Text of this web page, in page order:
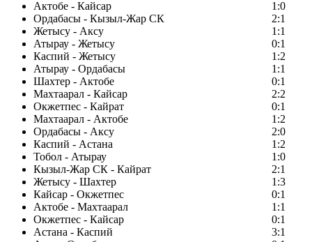
Актобе - Кайсар
1:0
Ордабасы - Кызыл-Жар СК
2:1
Жетысу - Аксу
1:1
Атырау - Жетысу
0:1
Каспий - Жетысу
1:2
Атырау - Ордабасы
1:1
Шахтер - Актобе
0:1
Махтаарал - Кайсар
2:2
Окжетпес - Кайрат
0:1
Махтаарал - Актобе
1:2
Ордабасы - Аксу
2:0
Каспий - Астана
1:2
Тобол - Атырау
1:0
Кызыл-Жар СК - Кайрат
2:1
Жетысу - Шахтер
1:3
Кайсар - Окжетпес
0:1
Актобе - Махтаарал
1:1
Окжетпес - Кайсар
0:1
Астана - Каспий
3:1